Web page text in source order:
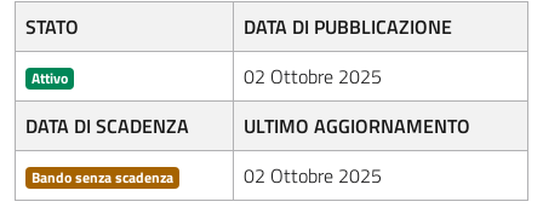
STATO DATA DI PUBBLICAZIONE
Attivo
02 Ottobre 2025
DATA DI SCADENZA
ULTIMO AGGIORNAMENTO
Bando senza scadenza 02 Ottobre 2025